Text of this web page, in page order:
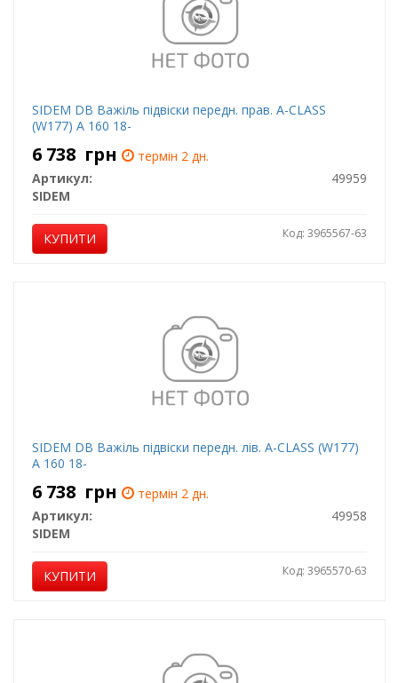
SIDEM DB Важіль підвіски передн. прав. A-CLASS
(W177) A 160 18-
6 738 грн
термін 2 дн.
Артикул:
49959
SIDEM
КУПИТИ Код: 3965567-63
SIDEM DB Важіль підвіски передн. лів. A-CLASS (W177)
A 160 18-
6 738 грн
термін 2 дн.
Артикул:
49958
SIDEM
КУПИТИ Код: 3965570-63